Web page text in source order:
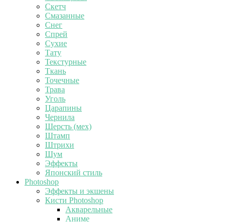
Скетч
Смазанные
Снег
Спрей
Сухие
Тату
Текстурные
Ткань
Точечные
Трава
Уголь
Царапины
Чернила
Шерсть (мех)
Штамп
Штрихи
Шум
Эффекты
Японский стиль
Photoshop
Эффекты и экшены
Кисти Photoshop
Акварельные
Аниме